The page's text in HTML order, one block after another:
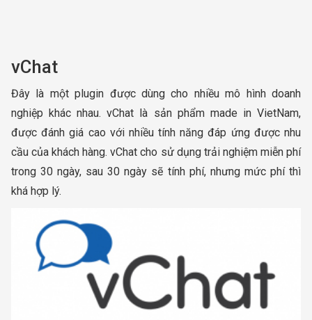
vChat
Đây là một plugin được dùng cho nhiều mô hình doanh
nghiệp khác nhau. vChat là sản phẩm made in VietNam,
được đánh giá cao với nhiều tính năng đáp ứng được nhu
cầu của khách hàng. vChat cho sử dụng trải nghiệm miễn phí
trong 30 ngày, sau 30 ngày sẽ tính phí, nhưng mức phí thì
khá hợp lý.